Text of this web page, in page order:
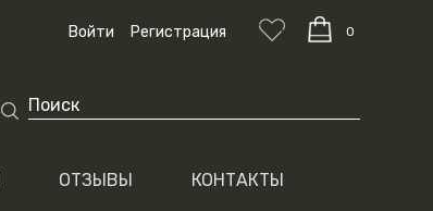
Войти Регистрация 0
ОТЗЫВЫ КОНТАКТЫ